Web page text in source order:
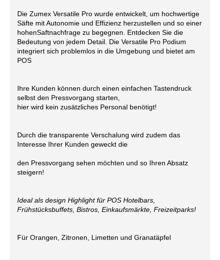
Die Zumex Versatile Pro wurde entwickelt, um hochwertige
Säfte mit Autonomie und Effizienz herzustellen und so einer
hohenSaftnachfrage zu begegnen. Entdecken Sie die
Bedeutung von jedem Detail. Die Versatile Pro Podium
integriert sich problemlos in die Umgebung und bietet am
POS
Ihre Kunden können durch einen einfachen Tastendruck
selbst den Pressvorgang starten,
hier wird kein zusätzliches Personal benötigt!
Durch die transparente Verschalung wird zudem das
Interesse Ihrer Kunden geweckt die
den Pressvorgang sehen möchten und so Ihren Absatz
steigern!
Ideal als design Highlight für POS Hotelbars,
Frühstücksbuffets, Bistros, Einkaufsmärkte, Freizeitparks!
Für Orangen, Zitronen, Limetten und Granatäpfel